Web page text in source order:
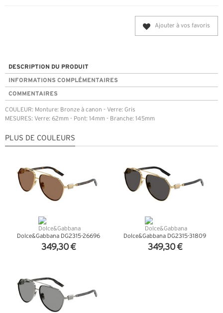
Ajouter à vos favoris
DESCRIPTION DU PRODUIT
INFORMATIONS COMPLÉMENTAIRES
COMMENTAIRES
COULEUR: Monture: Bronze à canon - Verre: Gris
MESURES: Verre: 62mm - Pont: 14mm - Branche: 145mm
PLUS DE COULEURS
Dolce&Gabbana DG2315-26696
349,30 €
Dolce&Gabbana DG2315-31809
349,30 €